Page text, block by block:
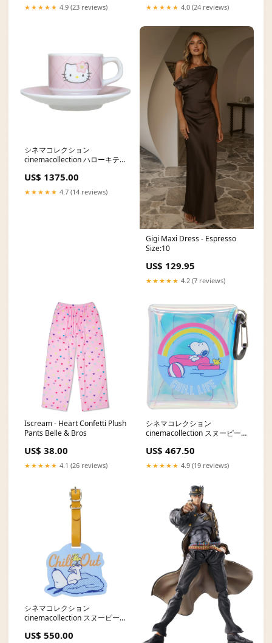
★★★★★ 4.9 (23 reviews) ★★★★★ 4.0 (24 reviews)
シネマコレクション
cinemacollection ハローキテ
ミタス ピンク サンリオ 金正陶
器 陶器 プレゼント キャラクタ
ー グッズ 【交換・返品不可】
US$ 1375.00
★★★★★ 4.7 (14 reviews)
Gigi Maxi Dress - Espresso
Size:10
US$ 129.95
★★★★★ 4.2 (7 reviews)
Iscream - Heart Confetti Plush
Pants Belle & Bros
US$ 38.00
★★★★★ 4.1 (26 reviews)
シネマコレクション
cinemacollection スヌーピー
スSS レインボー チルライフ ピ
ーナッツ マリモクラフト 小物
入れ キャラクター グッズ sh09
US$ 467.50
★★★★★ 4.9 (19 reviews)
シネマコレクション
cinemacollection スヌーピー
タグ Chill out ピーナッツ ティ
US$ 550.00